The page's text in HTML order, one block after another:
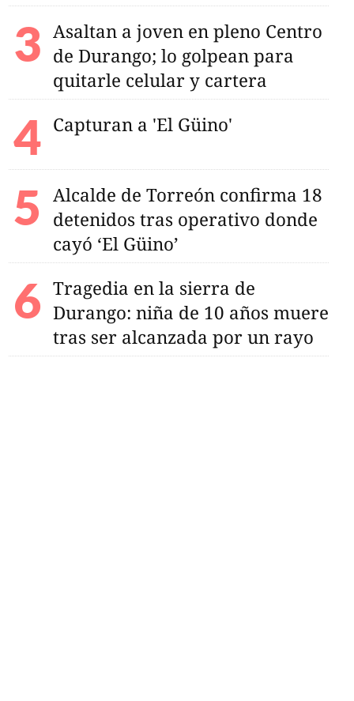
Asaltan a joven en pleno Centro
de Durango; lo golpean para
quitarle celular y cartera
Capturan a 'El Güino'
Alcalde de Torreón confirma 18
detenidos tras operativo donde
cayó ‘El Güino’
Tragedia en la sierra de
Durango: niña de 10 años muere
tras ser alcanzada por un rayo